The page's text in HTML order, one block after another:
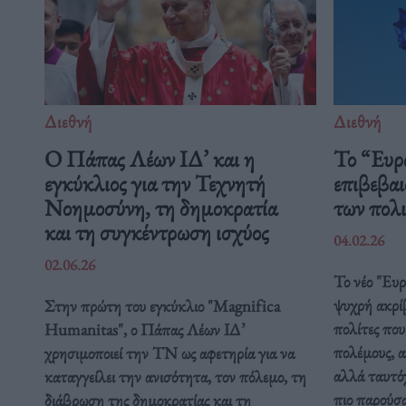
Διεθνή
Ο Πάπας Λέων ΙΔ’ και η
εγκύκλιος για την Τεχνητή
Νοημοσύνη, τη δημοκρατία
και τη συγκέντρωση ισχύος
02.06.26
Στην πρώτη του εγκύκλιο "Magnifica
Humanitas", ο Πάπας Λέων ΙΔ’
χρησιμοποιεί την ΤΝ ως αφετηρία για να
καταγγείλει την ανισότητα, τον πόλεμο, τη
διάβρωση της δημοκρατίας και τη
Διεθνή
Το
των
04.02.26
Το νέο
ψυχρή
πολίτες
πολέμους,
αλλά
πιο